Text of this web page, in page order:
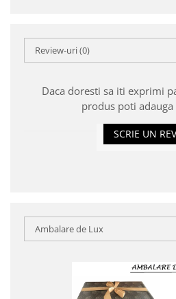
Review-uri(0)
Daca doresti sa iti exprimi
produs poti
SCRIE UN
Ambalare de Lux